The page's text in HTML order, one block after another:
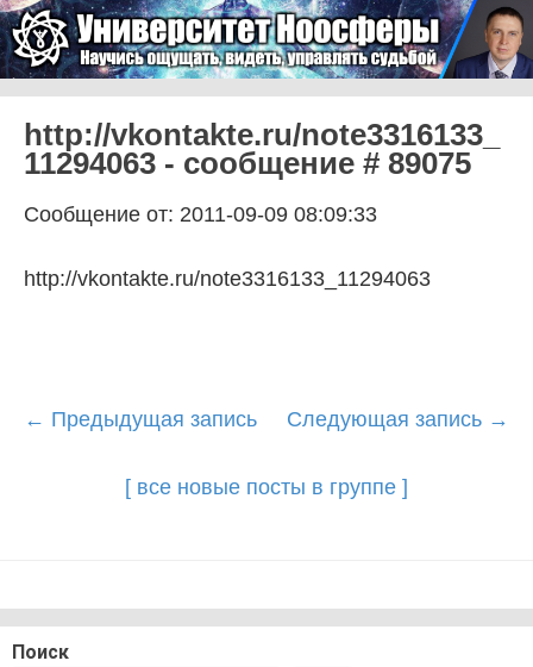
Университет Ноосферы
http://vkontakte.ru/note3316133_
11294063 - сообщение # 89075
Сообщение от: 2011-09-09 08:09:33
http://vkontakte.ru/note3316133_11294063
Post
← Предыдущая запись Следующая запись →
[ все новые посты в группе ]
Поиск